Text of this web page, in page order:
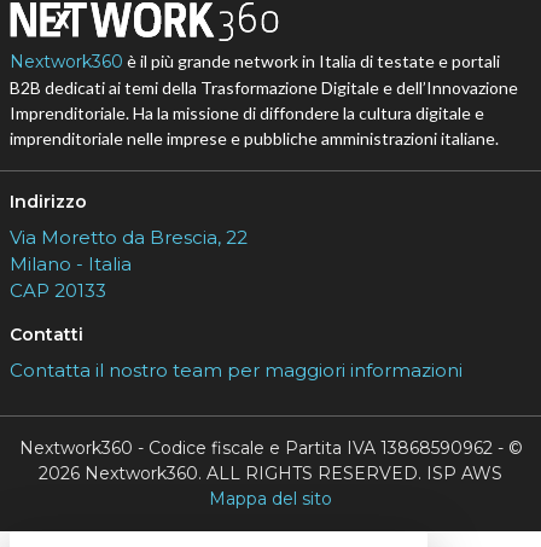
Nextwork360 è il più grande network in Italia di testate e portali
B2B dedicati ai temi della Trasformazione Digitale e dell’Innovazione
Imprenditoriale. Ha la missione di diffondere la cultura digitale e
imprenditoriale nelle imprese e pubbliche amministrazioni italiane.
Indirizzo
Via Moretto da Brescia, 22
Milano - Italia
CAP 20133
Contatti
Contatta il nostro team per maggiori informazioni
Nextwork360 - Codice fiscale e Partita IVA 13868590962 - ©
2026 Nextwork360. ALL RIGHTS RESERVED. ISP AWS
Mappa del sito